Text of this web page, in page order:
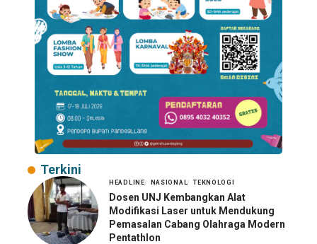
Terkini
HEADLINE NASIONAL TEKNOLOGI
Dosen UNJ Kembangkan Alat
Modifikasi Laser untuk Mendukung
Pemasalan Cabang Olahraga Modern
Pentathlon